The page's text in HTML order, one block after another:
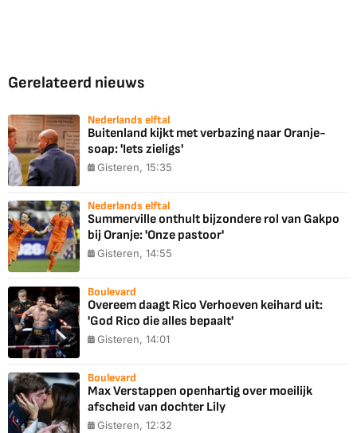
Gerelateerd nieuws
Nederlands elftal
Buitenland kijkt met verbazing naar Oranje-
soap: 'Iets zieligs'
Gisteren, 15:35
Nederlands elftal
Summerville onthult bijzondere rol van Gakpo
bij Oranje: 'Onze pastoor'
Gisteren, 14:55
Boulevard
Overeem daagt Rico Verhoeven keihard uit:
'God Rico die alles bepaalt'
Gisteren, 14:01
Boulevard
Max Verstappen openhartig over moeilijk
afscheid van dochter Lily
Gisteren, 12:32